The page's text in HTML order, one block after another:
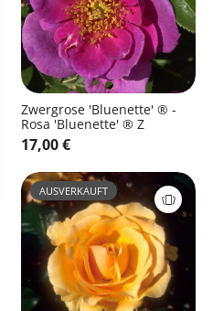
Zwergrose 'Bluenette' ® -
Rosa 'Bluenette' ® Z
17,00 €
AUSVERKAUFT